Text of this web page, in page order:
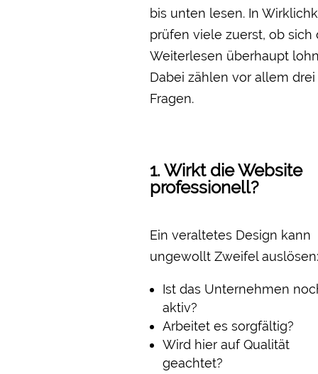
bis unten lesen. In
prüfen viele zuerst, ob sich
Weiterlesen überhaupt
Dabei zählen vor allem drei
Fragen.
1. Wirkt die Website
professionell?
Ein veraltetes Design kann
ungewollt Zweifel auslösen:
Ist das Unternehmen
aktiv?
Arbeitet es sorgfältig?
Wird hier auf Qualität
geachtet?